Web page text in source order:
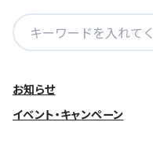
安全・安心にお通いい
活動報告
お客様相談センター
メッセージアーカイブス
検
索:
お知らせ
イベント・キャンペーン